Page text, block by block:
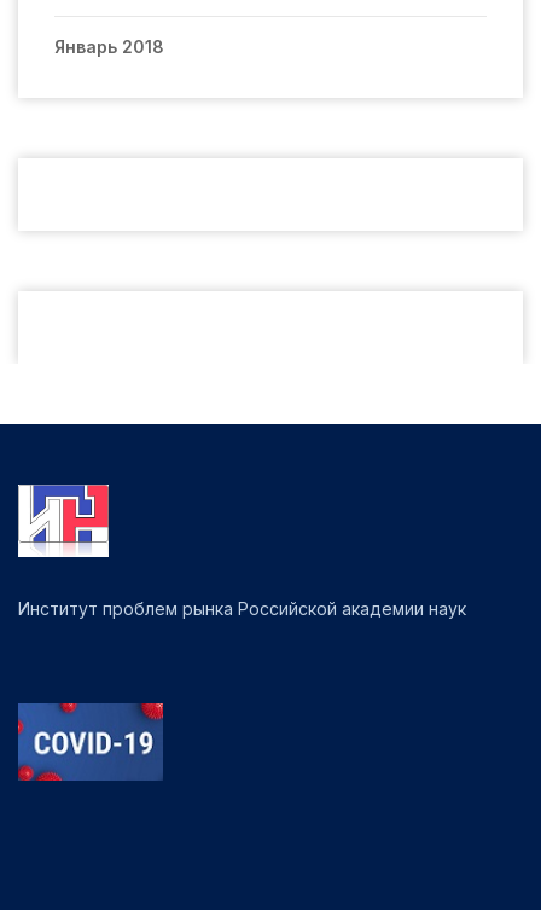
Январь 2018
Институт проблем рынка Российской академии наук